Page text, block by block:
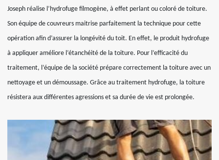
Joseph réalise l’hydrofuge filmogène, à effet perlant ou coloré de toiture.
Son équipe de couvreurs maitrise parfaitement la technique pour cette
opération afin d’assurer la longévité du toit. En effet, le produit hydrofuge
à appliquer améliore l’étanchéité de la toiture. Pour l’efficacité du
traitement, l’équipe de la société prépare correctement la toiture avec un
nettoyage et un démoussage. Grâce au traitement hydrofuge, la toiture
résistera aux différentes agressions et sa durée de vie est prolongée.